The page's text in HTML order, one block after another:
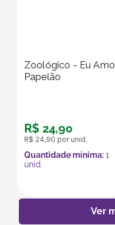
Zoológico - Eu Amo
Papelão
R$ 24,90
R$ 24,90 por unid.
Quantidade mínima:1
unid.